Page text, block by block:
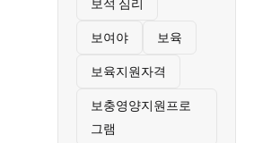
보석 심리
보여야 보육
보육지원자격
보충영양지원프로
그램